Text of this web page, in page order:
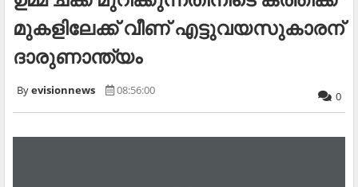
മുകളിലേക്ക് വീണ് എട്ടുവയസുകാരന്
ദാരുണാന്ത്യം
evisionnews 08:56:00 0